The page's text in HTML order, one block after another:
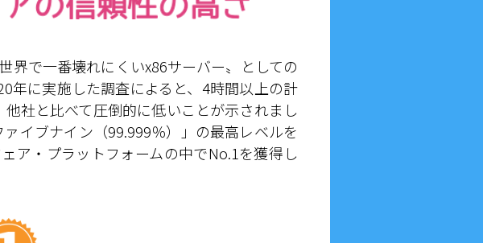
界で一番壊れにくいx86サーバー〟としての
年に実施した調査によると、4時間以上の計
社と比べて圧倒的に低いことが示されまし
イブナイン（99.999％）」の最高レベルを
ア・プラットフォームの中でNo.1を獲得し